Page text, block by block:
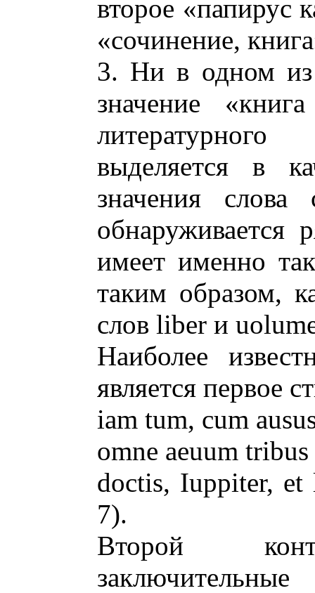
второе «папирус
«сочинение,
3. Ни в одном из
значение
выделяется в
значения
обнаруживается
имеет именно
таким образом,
слов liber и
Наиболее
является первое
iam tum, cum
omne aeuum
doctis, Iuppiter,
7).
Второй